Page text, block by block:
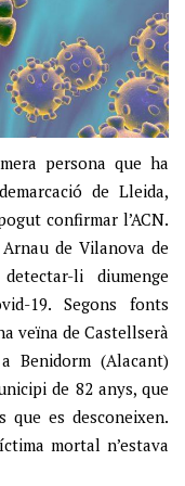
persona que ha
de Lleida,
confirmar l’ACN.
de Vilanova de
li diumenge
19. Segons fonts
veïna de Castellserà
Benidorm (Alacant)
de 82 anys, que
que es desconeixen.
mortal n’estava